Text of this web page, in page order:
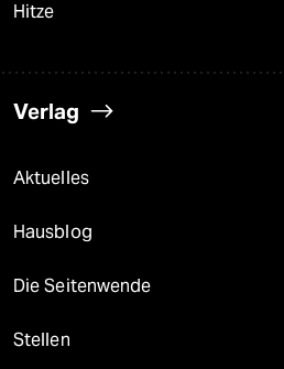
Hitze
Verlag
Aktuelles
Hausblog
Die Seitenwende
Stellen